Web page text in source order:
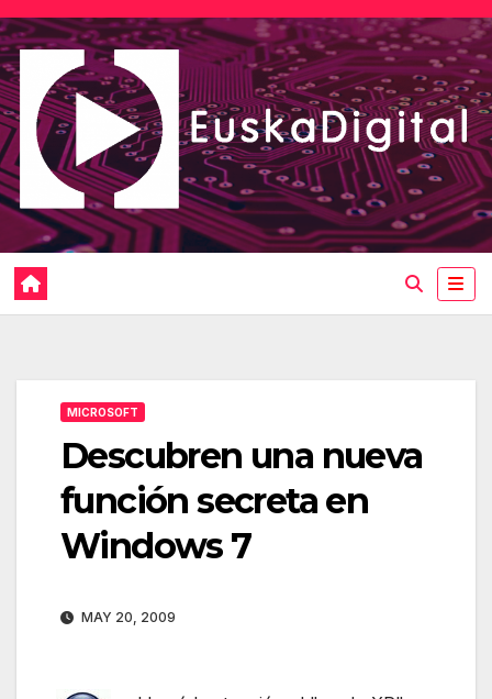
Saltar
al
contenido
MICROSOFT
Descubren una nueva
función secreta en
Windows 7
MAY 20, 2009